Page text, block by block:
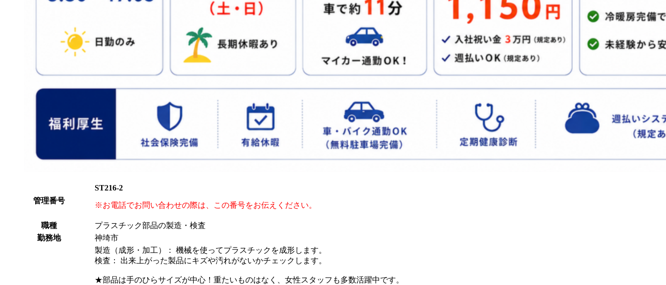
管理番号
ST216-2
※お電話でお問い合わせの際は、この番号をお伝えください。
職種
プラスチック部品の製造・検査
勤務地
神埼市
製造（成形・加工）： 機械を使ってプラスチックを成形します。
検査： 出来上がった製品にキズや汚れがないかチェックします。
★部品は手のひらサイズが中心！重たいものはなく、女性スタッフも多数活躍中です。